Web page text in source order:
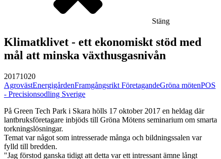
Stäng
Klimatklivet - ett ekonomiskt stöd med
mål att minska växthusgasnivån
20171020
AgrovästEnergigårdenFramgångsrikt FöretagandeGröna mötenPOS
- Precisionsodling Sverige
På Green Tech Park i Skara hölls 17 oktober 2017 en heldag där
lantbruksföretagare inbjöds till Gröna Mötens seminarium om smarta
torkningslösningar.
Temat var något som intresserade många och bildningssalen var
fylld till bredden.
"Jag förstod ganska tidigt att detta var ett intressant ämne långt